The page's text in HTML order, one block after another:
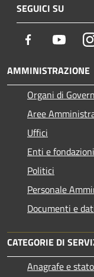
SEGUICI SU
Facebook
AMMINISTRAZIONE
Organi di
Aree
Uffici
Enti e fondazioni
Politici
Personale
Documenti e
CATEGORIE DI
Anagrafe e